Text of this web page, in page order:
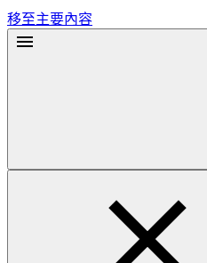
移至主要內容